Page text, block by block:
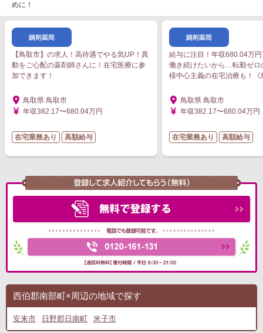
めに！
【鳥取市】の求人！高待遇でやる気UP！異
動をご心配の薬剤師さんに！在宅医療に参
加できます！
鳥取県 鳥取市
年収382.17〜680.04万円
在宅業務あり 高額給与
給与に注目！年収680.04万
働き続けたいから…転勤ゼロ
様中心主義の在宅治療も！《
鳥取県 鳥取市
年収382.17〜680.04万円
在宅業務あり 高額給与
西伯郡南部町×周辺の地域で探す
安来市 日野郡日南町 米子市